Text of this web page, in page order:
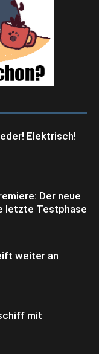
Elektrisch!
Der neue
letzte Testphase
weiter an
mit